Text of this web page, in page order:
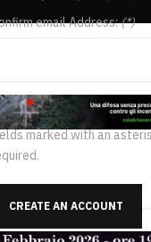
email Address:(*)
marked with an
CREATE AN ACCOUNT
Spettacolo